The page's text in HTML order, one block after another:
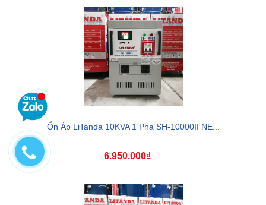
Ổn Áp LiTanda 10KVA 1 Pha SH-10000II NE...
6.950.000₫